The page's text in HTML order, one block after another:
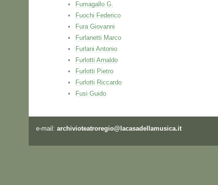
Fumagallo G.
Fuochi Federico
Fura Giovanni
Furlanetti Marco
Furlani Antonio
Furlotti Arnaldo
Furlotti Pietro
Furlotti Riccardo
Fusi Guido
e-mail: archivioteatroregio@lacasadellamusica.it